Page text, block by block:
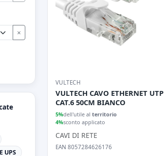
×
UPS
VULTECH
VULTECH CAVO ETHERNET UTP
CAT.6 50CM BIANCO
5%dell'utile al territorio
4%sconto applicato
CAVI DI RETE
EAN 8057284626176